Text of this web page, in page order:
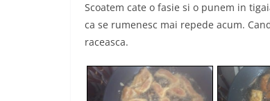
Scoatem cate o fasie si o punem in
ca se rumenesc mai repede acum.
raceasca.